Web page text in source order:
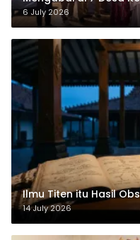
6 July 2026
Ilmu Titen itu Hasil
14 July 2026